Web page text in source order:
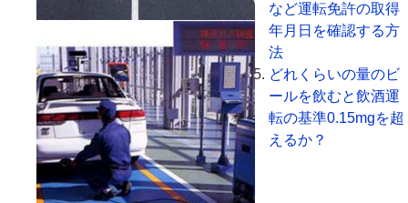
など運転免許の取得
年月日を確認する方
法
どれくらいの量のビ
ールを飲むと飲酒運
転の基準0.15mgを超
えるか？